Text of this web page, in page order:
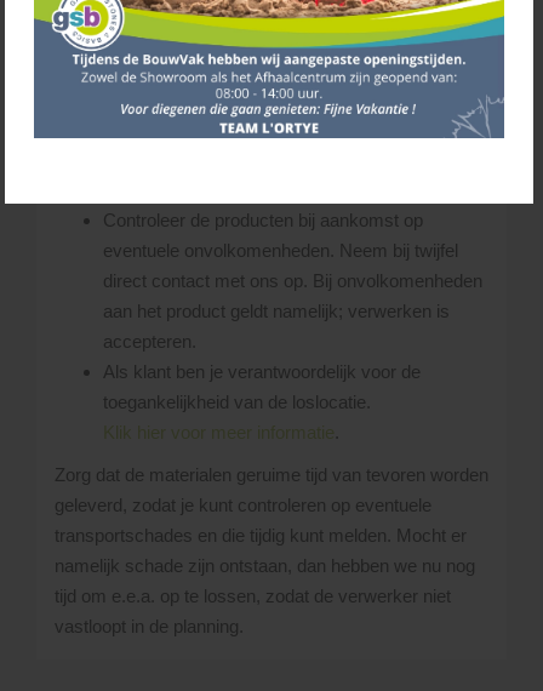
(eigendom van) derden probeert te voorkomen.
De chauffeur bepaalt ter plekke of de gevraagde
losplaats bereikbaar is.
Zorg dat er voldoende ruimte is op de leverplaats
voor zowel de vrachtwagen als de producten.
Controleer de producten bij aankomst op
eventuele onvolkomenheden. Neem bij twijfel
direct contact met ons op. Bij onvolkomenheden
aan het product geldt namelijk; verwerken is
accepteren.
Als klant ben je verantwoordelijk voor de
toegankelijkheid van de loslocatie.
Klik hier voor meer informatie
Zorg dat de materialen geruime tijd van tevoren worden
geleverd, zodat je kunt controleren op eventuele
transportschades en die tijdig kunt melden. Mocht er
namelijk schade zijn ontstaan, dan hebben we nu nog
tijd om e.e.a. op te lossen, zodat de verwerker niet
vastloopt in de planning.